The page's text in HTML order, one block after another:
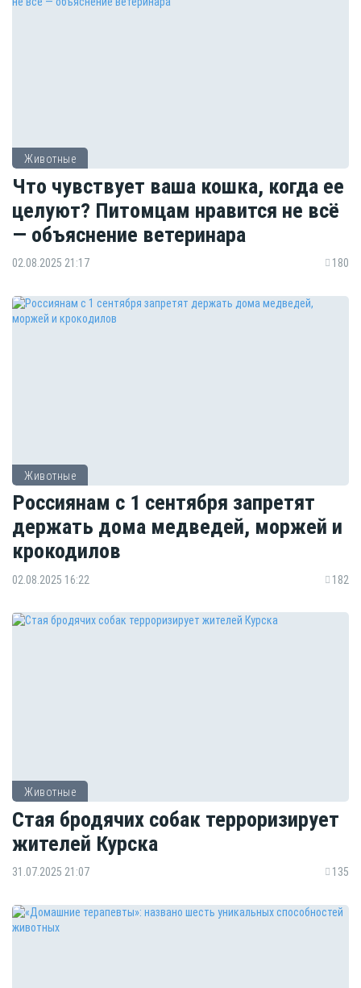
Животные
Что чувствует ваша кошка, когда ее
целуют? Питомцам нравится не всё
— объяснение ветеринара
02.08.2025 21:17 180
Животные
Россиянам с 1 сентября запретят
держать дома медведей, моржей и
крокодилов
02.08.2025 16:22 182
Животные
Стая бродячих собак терроризирует
жителей Курска
31.07.2025 21:07 135